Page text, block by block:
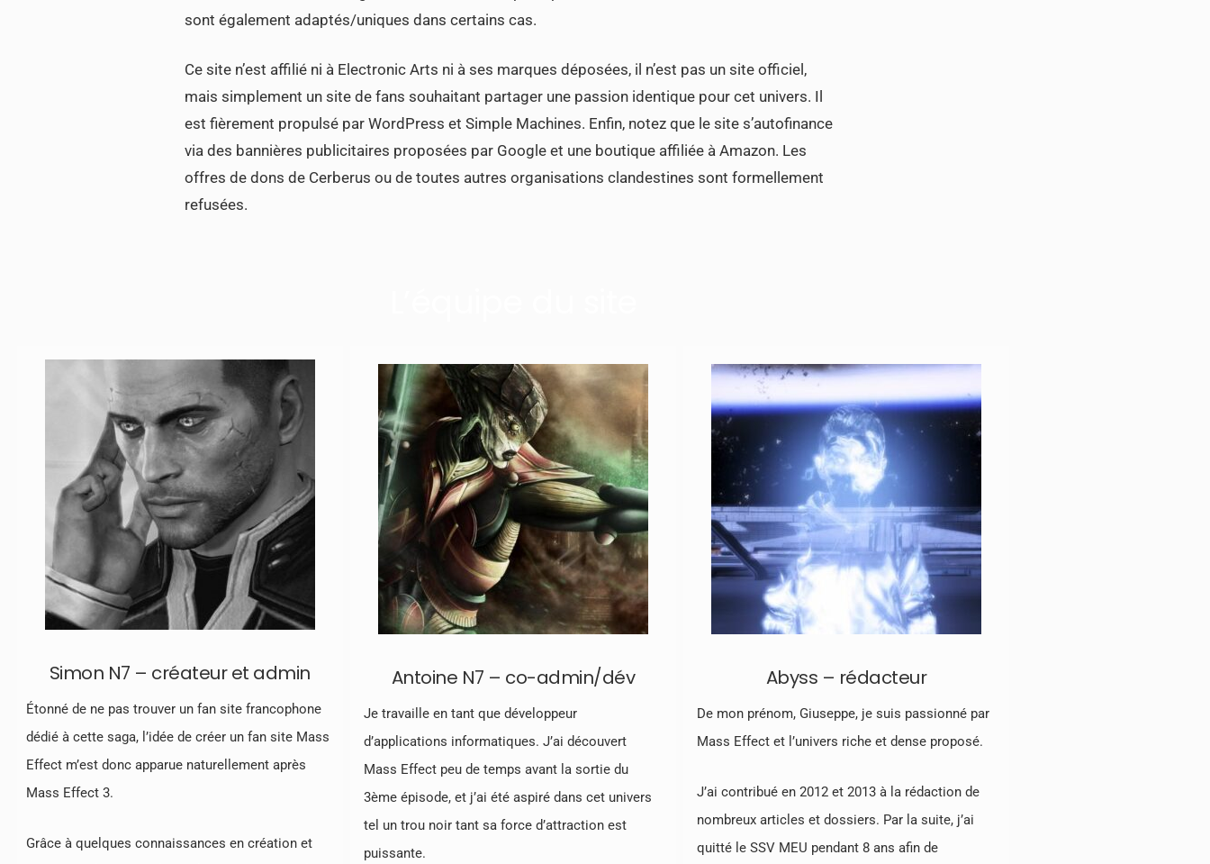
sont également adaptés/uniques dans certains cas.
Ce site n’est affilié ni à Electronic Arts ni à ses marques déposées, il n’est pas un site officiel,
mais simplement un site de fans souhaitant partager une passion identique pour cet univers. Il
est fièrement propulsé par WordPress et Simple Machines. Enfin, notez que le site s’autofinance
via des bannières publicitaires proposées par Google et une boutique affiliée à Amazon. Les
offres de dons de Cerberus ou de toutes autres organisations clandestines sont formellement
refusées.
Simon N7 – créateur et admin
Étonné de ne pas trouver un fan site francophone
dédié à cette saga, l’idée de créer un fan site Mass
Effect m’est donc apparue naturellement après
Mass Effect 3.
Grâce à quelques connaissances en création et
Antoine N7 – co-admin/dév
Je travaille en tant que développeur
d’applications informatiques. J’ai découvert
Mass Effect peu de temps avant la sortie du
3ème épisode, et j’ai été aspiré dans cet univers
tel un trou noir tant sa force d’attraction est
puissante.
Abyss – rédacteur
De mon prénom, Giuseppe, je suis passionné par
Mass Effect et l’univers riche et dense proposé.
J’ai contribué en 2012 et 2013 à la rédaction de
nombreux articles et dossiers. Par la suite, j’ai
quitté le SSV MEU pendant 8 ans afin de